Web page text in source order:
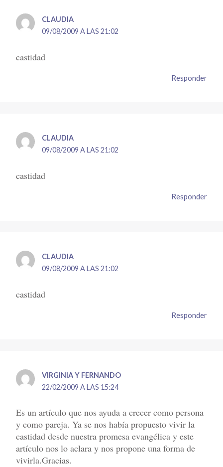
CLAUDIA
09/08/2009 A LAS 21:02
castidad
Responder
CLAUDIA
09/08/2009 A LAS 21:02
castidad
Responder
CLAUDIA
09/08/2009 A LAS 21:02
castidad
Responder
VIRGINIA Y FERNANDO
22/02/2009 A LAS 15:24
Es un artículo que nos ayuda a crecer como persona
y como pareja. Ya se nos había propuesto vivir la
castidad desde nuestra promesa evangélica y este
artículo nos lo aclara y nos propone una forma de
vivirla.Gracias.